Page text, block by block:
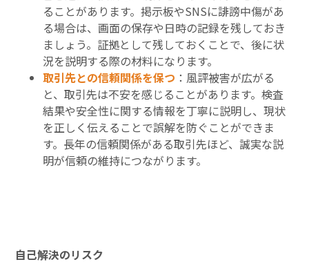
ることがあります。掲示板やSNSに誹謗中傷があ
る場合は、画面の保存や日時の記録を残しておき
ましょう。証拠として残しておくことで、後に状
況を説明する際の材料になります。
取引先との信頼関係を保つ ：風評被害が広がる
と、取引先は不安を感じることがあります。検査
結果や安全性に関する情報を丁寧に説明し、現状
を正しく伝えることで誤解を防ぐことができま
す。長年の信頼関係がある取引先ほど、誠実な説
明が信頼の維持につながります。
自己解決のリスク